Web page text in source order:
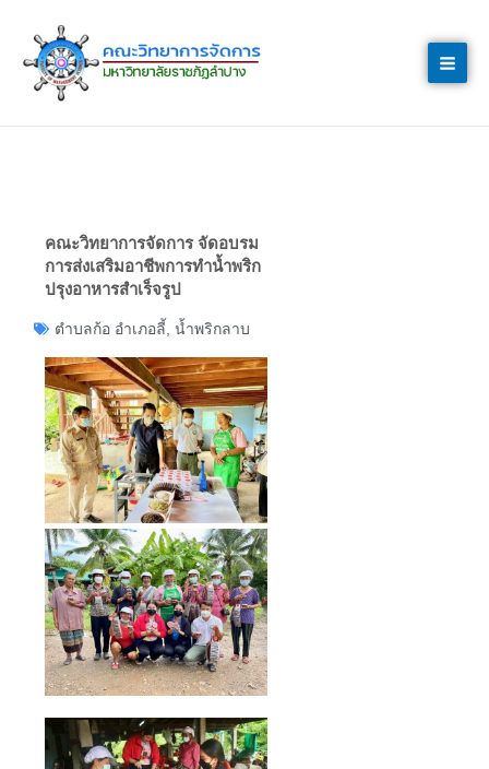
content
คณะวิทยาการจัดการ จัดอบรม
การส่งเสริมอาชีพการทำน้ำพริก
ปรุงอาหารสำเร็จรูป
ตำบลก้อ อำเภอลี้ ,น้ำพริกลาบ